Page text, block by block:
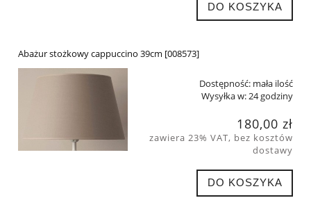
DO KOSZYKA
Abażur stożkowy cappuccino 39cm [008573]
Dostępność: mała ilość
Wysyłka w:24 godziny
180,00 zł
zawiera 23% VAT, bez kosztów
dostawy
DO KOSZYKA